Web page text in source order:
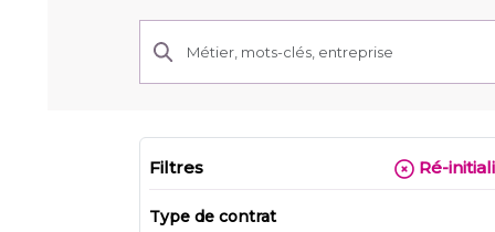
Filtres Ré-
Type de contrat